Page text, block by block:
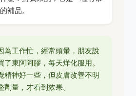
補品。
為工作忙，經常頭暈，朋友說
東阿阿膠，每天烊化服用。
精神好一些，但皮膚改善不明
量，才看到效果。